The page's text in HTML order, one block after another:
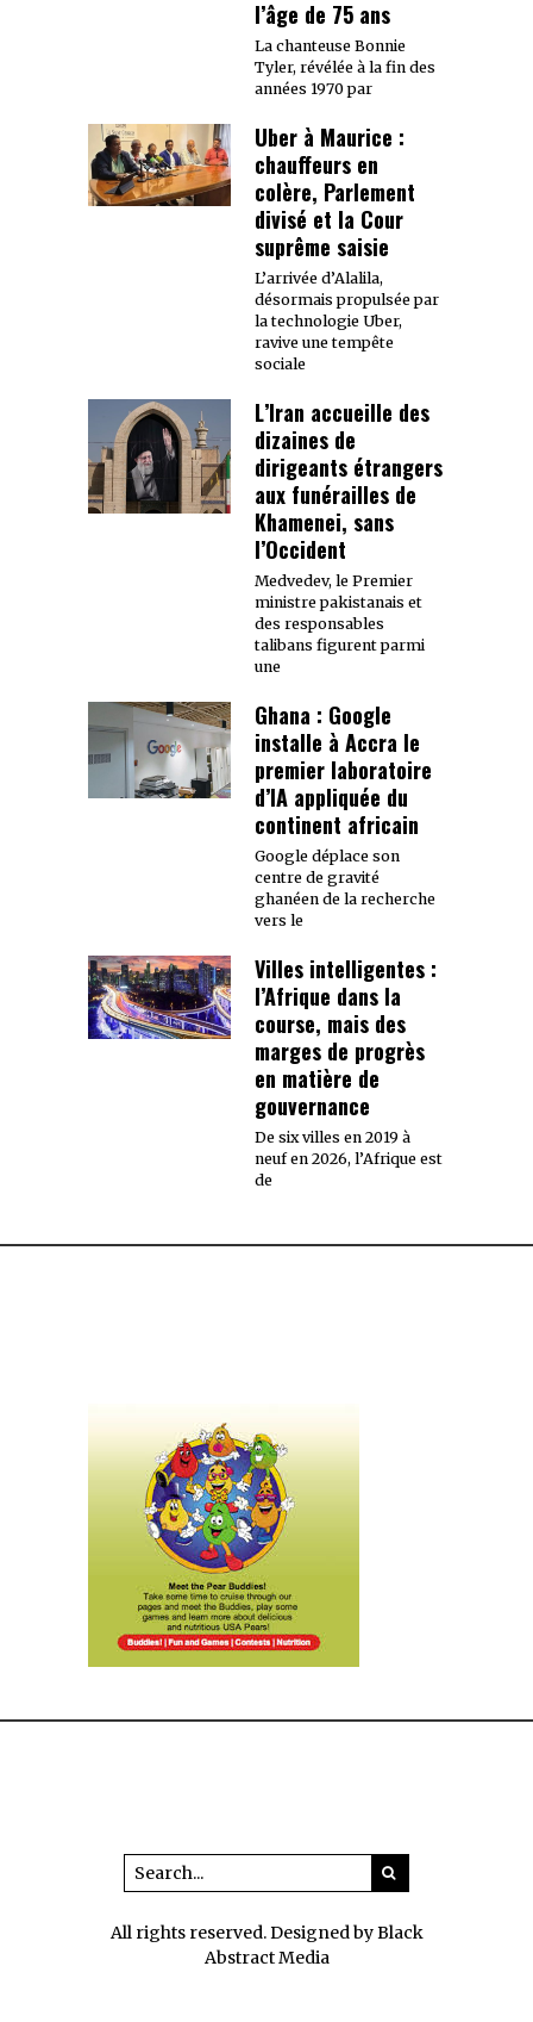
l’âge de 75 ans
La chanteuse Bonnie
Tyler, révélée à la fin des
années 1970 par
Uber à Maurice :
chauffeurs en
colère, Parlement
divisé et la Cour
suprême saisie
L’arrivée d’Alalila,
désormais propulsée par
la technologie Uber,
ravive une tempête
sociale
L’Iran accueille des
dizaines de
dirigeants étrangers
aux funérailles de
Khamenei, sans
l’Occident
Medvedev, le Premier
ministre pakistanais et
des responsables
talibans figurent parmi
une
Ghana : Google
installe à Accra le
premier laboratoire
d’IA appliquée du
continent africain
Google déplace son
centre de gravité
ghanéen de la recherche
vers le
Villes intelligentes :
l’Afrique dans la
course, mais des
marges de progrès
en matière de
gouvernance
De six villes en 2019 à
neuf en 2026, l’Afrique est
de
All rights reserved. Designed by Black
Abstract Media